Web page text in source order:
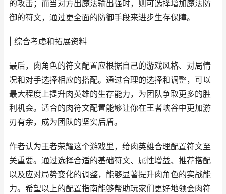
的攻击；而当对方出魔法输出强时，则可选择增加魔法防
御的符文，通过更全面的防御手段来进步生存保障。
| 综合考虑和拓展资料
最后，肉角色的符文配置应根据自己的游戏风格、对局情
况和对手选择相应的搭配。通过合理的选择和调整，可以
最大程度上提升肉英雄的生存能力，为团队争取更多的胜
利机会。适合的肉符文配置能够让你在王者峡谷中更加游
刃有余，成为团队的坚实后盾。
作者认为王者荣耀这个游戏里，给肉英雄合理配置符文至
关重要。通过选择合适的基础符文、属性增益、推荐搭配
以及应对局势变化的调整，能够显著提升肉角色的实战能
力。希望以上的配置指南能够帮助玩家们更好地领会肉符